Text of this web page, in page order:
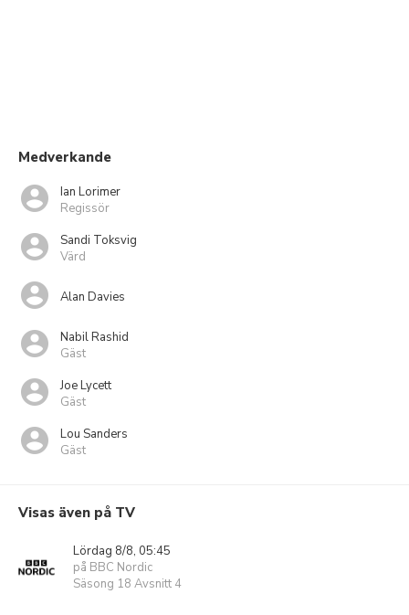
Medverkande
Ian Lorimer
Regissör
Sandi Toksvig
Värd
Alan Davies
Nabil Rashid
Gäst
Joe Lycett
Gäst
Lou Sanders
Gäst
Visas även på TV
Lördag 8/8, 05:45
på BBC Nordic
Säsong 18 Avsnitt 4